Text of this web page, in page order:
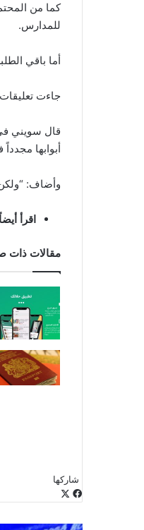
كما من
للمدارس.
أما باقي
جاءت
أبوابها
وأضاف:
اقرأ
مقالات ذات
شاركها
فيسبوك
البريد